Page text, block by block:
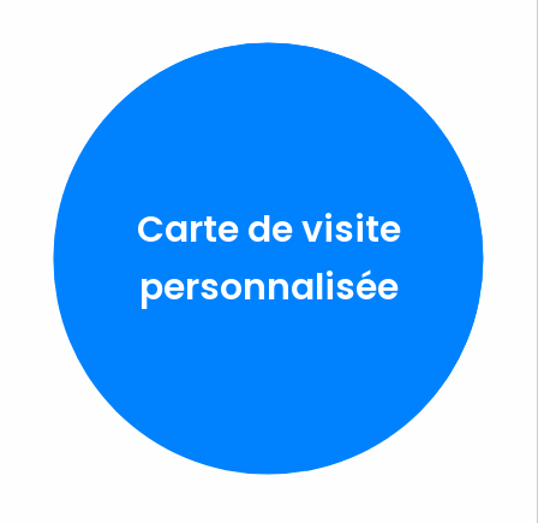
Carte de visite
personnalisée